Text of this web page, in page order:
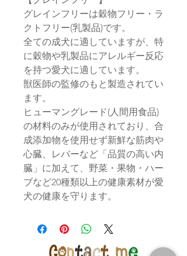
グレインフリーは穀物フリー・ラ
クトフリー(乳製品)です。
全ての成犬に適していますが、特
に穀物や乳製品にアレルギー反応
を持つ愛犬に適しています。
獣医師の監修のもと製造されてい
ます。
ヒューマングレード(人間用食品)
の材料のみが使用されており、合
成添加物を使用せず新鮮な筋肉や
心臓、レバーなど「品質の高い内
臓」に加えて、野菜・果物・ハー
ブなど20種類以上の健康素材が愛
犬の健康を守ります。